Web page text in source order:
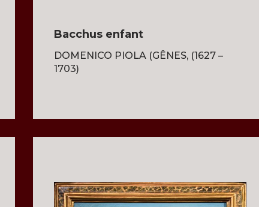
Bacchus enfant
DOMENICO PIOLA (GÊNES, (1627 –
1703)